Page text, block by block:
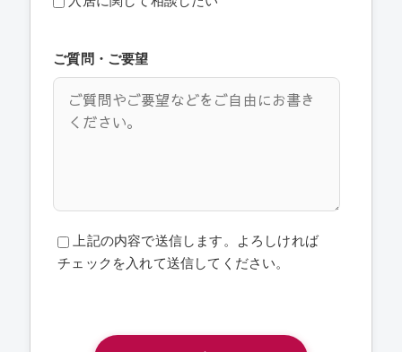
ご質問・ご要望
上記の内容で送信します。よろしければ
チェックを入れて送信してください。